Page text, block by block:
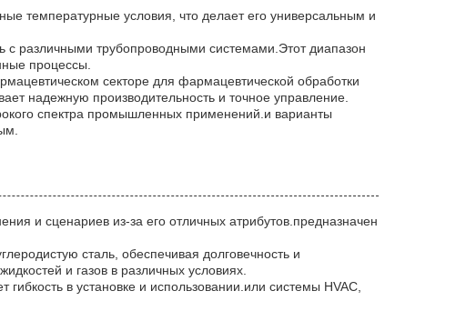
температурные условия, что делает его универсальным и
с различными трубопроводными системами.Этот диапазон
процессы.
секторе для фармацевтической обработки
надежную производительность и точное управление.
спектра промышленных применений.и варианты
и сценариев из-за его отличных атрибутов.предназначен
сталь, обеспечивая долговечность и
и газов в различных условиях.
в установке и использовании.или системы HVAC,